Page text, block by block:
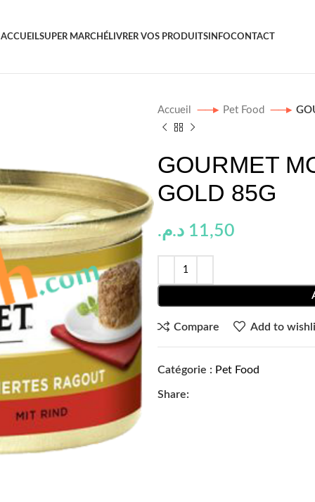
ACCUEILSUPER MARCHÉ LIVRER VOS PRODUITS INFOCONTACT
Accueil Pet Food
GOURMET
GOLD 85G
11,50 د.م.
Compare Add to
Catégorie : Pet Food
Share: